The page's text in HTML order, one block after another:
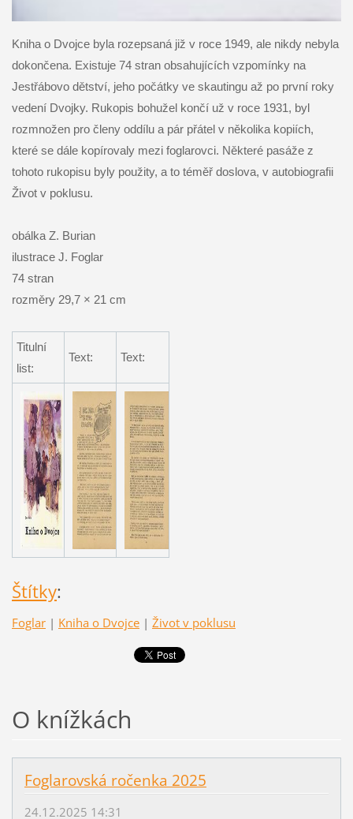
Kniha o Dvojce byla rozepsaná již v roce 1949, ale nikdy nebyla
dokončena. Existuje 74 stran obsahujících vzpomínky na
Jestřábovo dětství, jeho počátky ve skautingu až po první roky
vedení Dvojky. Rukopis bohužel končí už v roce 1931, byl
rozmnožen pro členy oddílu a pár přátel v několika kopiích,
které se dále kopírovaly mezi foglarovci. Některé pasáže z
tohoto rukopisu byly použity, a to téměř doslova, v autobiografii
Život v poklusu.
obálka Z. Burian
ilustrace J. Foglar
74 stran
rozměry 29,7 × 21 cm
Titulní
list:
Text: Text:
Štítky:
Foglar | Kniha o Dvojce | Život v poklusu
O knížkách
Foglarovská ročenka 2025
24.12.2025 14:31